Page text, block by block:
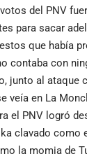
del PNV
para sacar
que había
contaba con
junto al ataque
veía en La
el PNV logró
clavado como
la momia de